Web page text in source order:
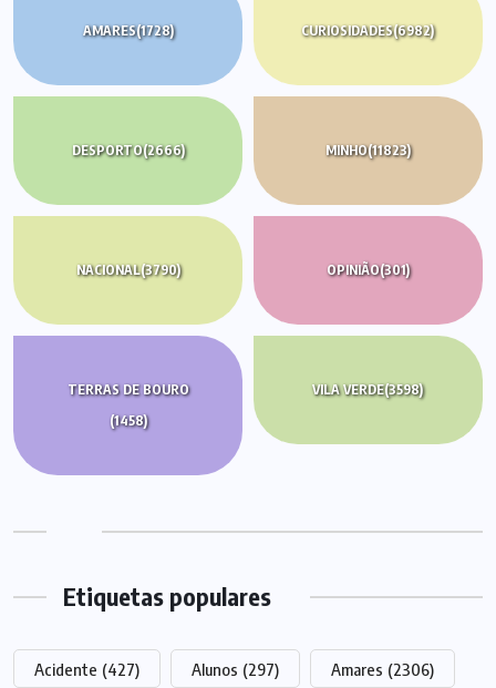
AMARES(1728) CURIOSIDADES(6982)
DESPORTO(2666) MINHO(11823)
NACIONAL(3790) OPINIÃO(301)
TERRAS DE BOURO
(1458)
VILA VERDE(3598)
Etiquetas populares
Acidente (427) Alunos (297) Amares (2306)